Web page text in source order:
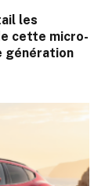
les
cette micro-
génération